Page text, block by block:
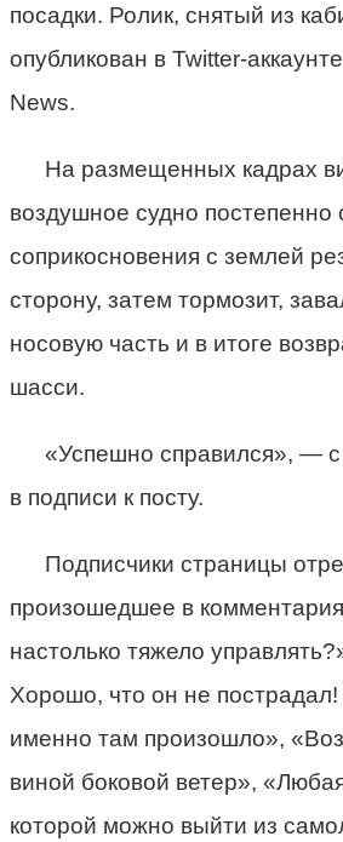
посадки. Ролик, снятый из
опубликован в Twitter-
News.
На размещенных кадрах
воздушное судно постепенно
соприкосновения с землей
сторону, затем тормозит,
носовую часть и в итоге
шасси.
«Успешно справился», —
в подписи к посту.
Подписчики страницы
произошедшее в
настолько тяжело
Хорошо, что он не
именно там произошло»,
виной боковой ветер»,
которой можно выйти из